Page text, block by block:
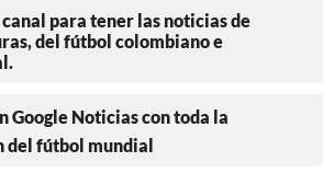
para tener las noticias de
del fútbol colombiano e
Google Noticias con toda la
fútbol mundial